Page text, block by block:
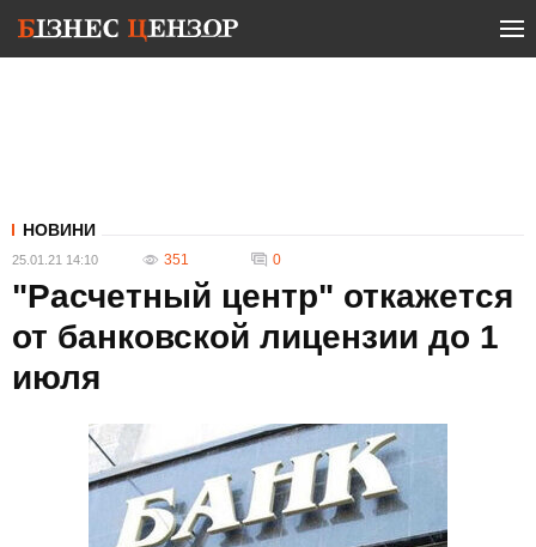
НОВИНИ
25.01.21 14:10 351 0
"Расчетный центр" откажется
от банковской лицензии до 1
июля